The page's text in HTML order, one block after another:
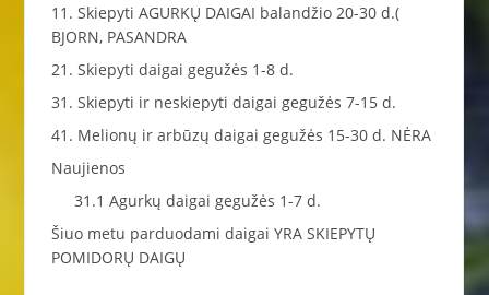
11. Skiepyti AGURKŲ DAIGAI balandžio 20-30 d.(
BJORN, PASANDRA
21. Skiepyti daigai gegužės 1-8 d.
31. Skiepyti ir neskiepyti daigai gegužės 7-15 d.
41. Melionų ir arbūzų daigai gegužės 15-30 d. NĖRA
Naujienos
31.1 Agurkų daigai gegužės 1-7 d.
Šiuo metu parduodami daigai YRA SKIEPYTŲ
POMIDORŲ DAIGŲ